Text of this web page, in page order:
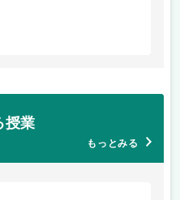
授業
もっとみる